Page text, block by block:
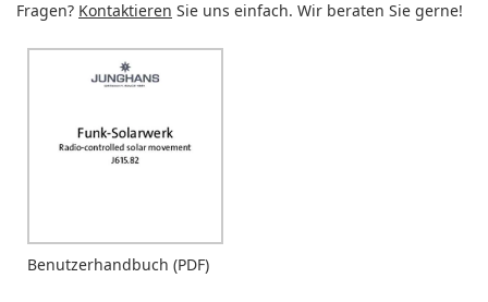
Fragen? Kontaktieren Sie uns einfach. Wir beraten Sie gerne!
Benutzerhandbuch (PDF)